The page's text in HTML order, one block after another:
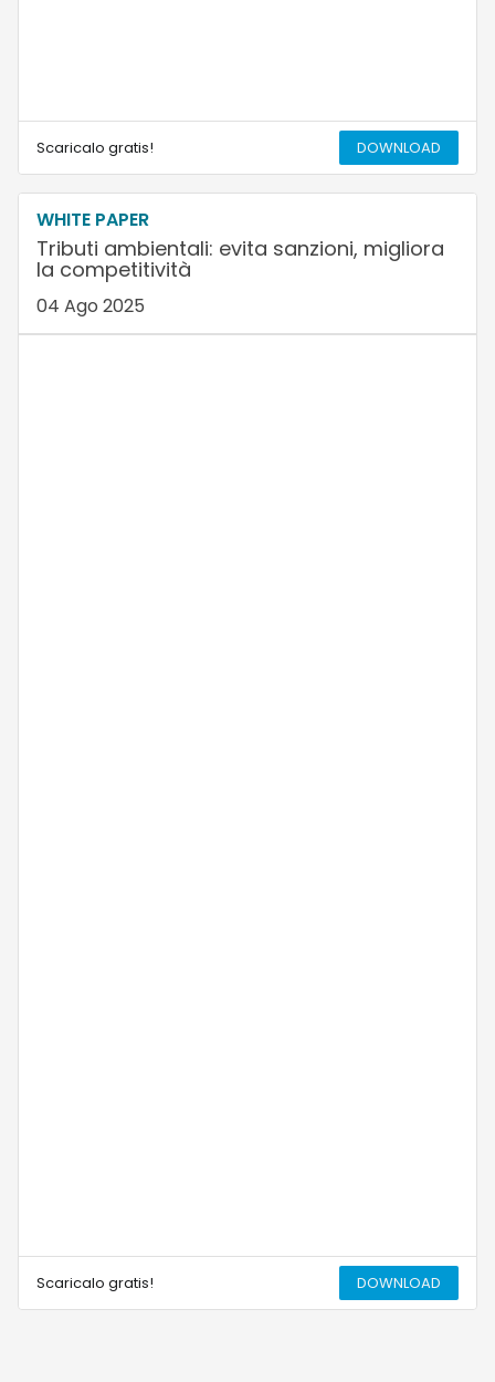
Scaricalo gratis! DOWNLOAD
WHITE PAPER
Tributi ambientali: evita sanzioni, migliora
la competitività
04 Ago 2025
Scaricalo gratis! DOWNLOAD